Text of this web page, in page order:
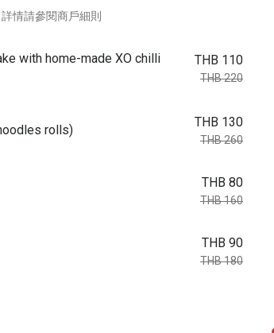
情請參閱商戶細則
with home-made XO chilli
THB 110
THB 220
rolls)
THB 130
THB 260
THB 80
THB 160
THB 90
THB 180